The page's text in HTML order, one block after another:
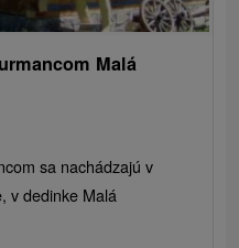
Malá
sa nachádzajú v
v dedinke Malá